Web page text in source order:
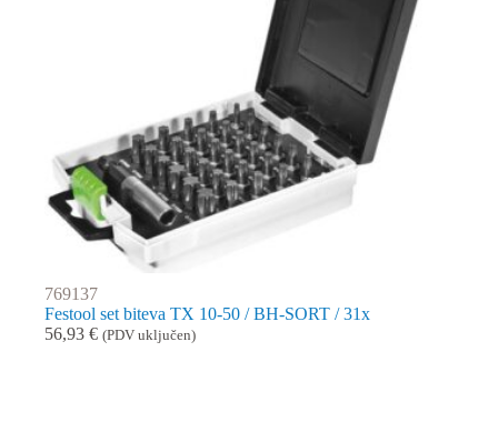
769137
Festool set biteva TX 10-50 / BH-SORT / 31x
56,93 € (PDV uključen)